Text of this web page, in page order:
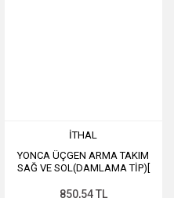
İTHAL
YONCA ÜÇGEN ARMA TAKIM
SAĞ VE SOL(DAMLAMA TİP)[
850,54 TL